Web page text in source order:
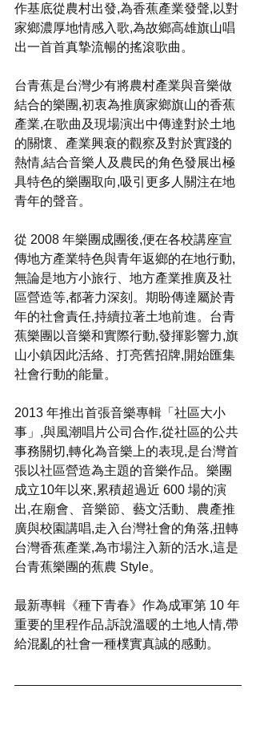
作基底從農村出發,為香蕉產業發聲,以對
家鄉濃厚地情感入歌,為故鄉高雄旗山唱
出一首首真摯流暢的搖滾歌曲。
台青蕉是台灣少有將農村產業與音樂做
結合的樂團,初衷為推廣家鄉旗山的香蕉
產業,在歌曲及現場演出中傳達對於土地
的關懷、產業興衰的觀察及對於實踐的
熱情,結合音樂人及農民的角色發展出極
具特色的樂團取向,吸引更多人關注在地
青年的聲音。
從 2008 年樂團成團後,便在各校講座宣
傳地方產業特色與青年返鄉的在地行動,
無論是地方小旅行、地方產業推廣及社
區營造等,都著力深刻。期盼傳達屬於青
年的社會責任,持續拉著土地前進。台青
蕉樂團以音樂和實際行動,發揮影響力,旗
山小鎮因此活絡、打亮舊招牌,開始匯集
社會行動的能量。
2013 年推出首張音樂專輯「社區大小
事」,與風潮唱片公司合作,從社區的公共
事務關切,轉化為音樂上的表現,是台灣首
張以社區營造為主題的音樂作品。樂團
成立10年以來,累積超過近 600 場的演
出,在廟會、音樂節、藝文活動、農產推
廣與校園講唱,走入台灣社會的角落,扭轉
台灣香蕉產業,為市場注入新的活水,這是
台青蕉樂團的蕉農 Style。
最新專輯《種下青春》作為成軍第 10 年
重要的里程作品,訴說溫暖的土地人情,帶
給混亂的社會一種樸實真誠的感動。